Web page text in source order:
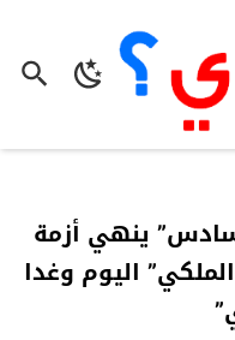
ينهي أزمة
اليوم وغدا